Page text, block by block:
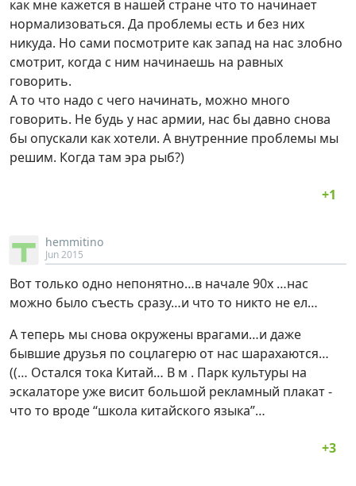
как мне кажется в нашей стране что то начинает
нормализоваться. Да проблемы есть и без них
никуда. Но сами посмотрите как запад на нас злобно
смотрит, когда с ним начинаешь на равных
говорить.
А то что надо с чего начинать, можно много
говорить. Не будь у нас армии, нас бы давно снова
бы опускали как хотели. А внутренние проблемы мы
решим. Когда там эра рыб?)
hemmitino
Jun 2015
Вот только одно непонятно…в начале 90х …нас
можно было съесть сразу…и что то никто не ел…
А теперь мы снова окружены врагами…и даже
бывшие друзья по соцлагерю от нас шарахаются…
((… Остался тока Китай… В м . Парк культуры на
эскалаторе уже висит большой рекламный плакат -
что то вроде “школа китайского языка”…